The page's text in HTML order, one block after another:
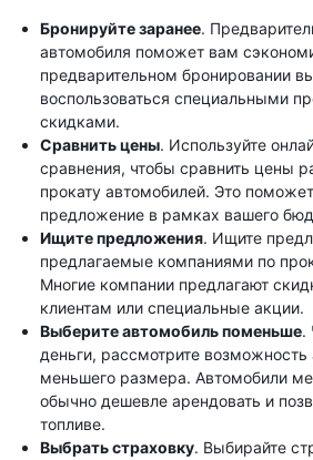
Бронируйте заранее.
автомобиля поможет вам
предварительном бронировании
воспользоваться специальными
скидками.
Сравнить цены. Используйте
сравнения, чтобы сравнить цены
прокату автомобилей. Это
предложение в рамках вашего
Ищите предложения. Ищите
предлагаемые компаниями по
Многие компании предлагают
клиентам или специальные акции.
Выберите автомобиль поменьше.
деньги, рассмотрите
меньшего размера. Автомобили
обычно дешевле арендовать и
топливе.
Выбрать страховку. Выбирайте